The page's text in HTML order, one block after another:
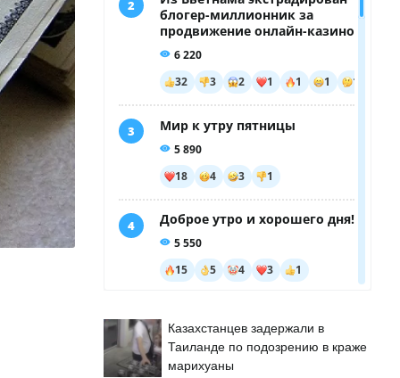
Казахстанцев задержали в
Таиланде по подозрению в краже
марихуаны